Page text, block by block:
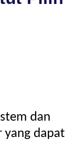
dan
yang dapat